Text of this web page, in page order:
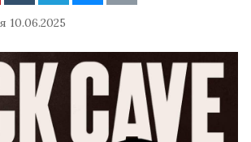
10.06.2025